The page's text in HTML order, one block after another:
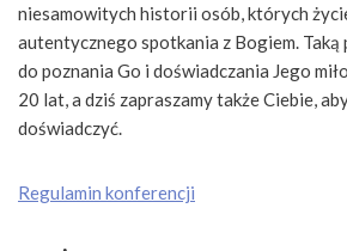
niesamowitych historii osób, których
autentycznego spotkania z Bogiem.
do poznania Go i doświadczania Jego
20 lat, a dziś zapraszamy także Ciebie,
doświadczyć.
Regulamin konferencji